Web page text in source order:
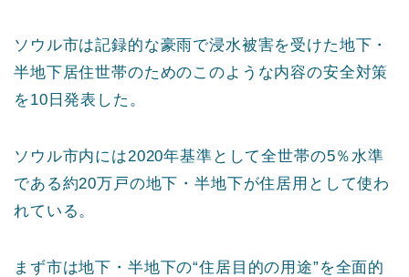
ソウル市は記録的な豪雨で浸水被害を受けた地下・
半地下居住世帯のためのこのような内容の安全対策
を10日発表した。
ソウル市内には2020年基準として全世帯の5％水準
である約20万戸の地下・半地下が住居用として使わ
れている。
まず市は地下・半地下の“住居目的の用途”を全面的